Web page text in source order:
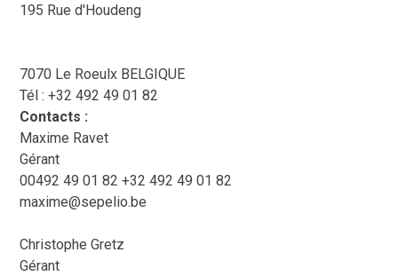
195 Rue d'Houdeng
7070 Le Roeulx BELGIQUE
Tél : +32 492 49 01 82
Contacts :
Maxime Ravet
Gérant
00492 49 01 82 +32 492 49 01 82
maxime@sepelio.be
Christophe Gretz
Gérant